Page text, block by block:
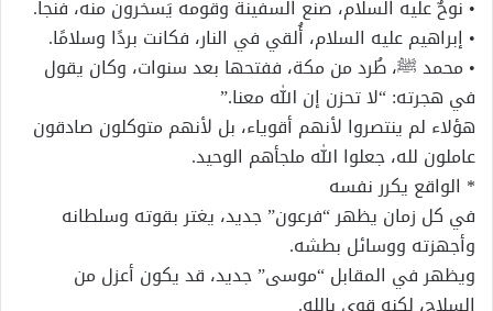
• نوحٌ عليه السلام، صنع السفينة وقومه يَسخرون منه، فنجا.
• إبراهيم عليه السلام، أُلقي في النار، فكانت بردًا وسلامًا.
• محمد ﷺ، طُرد من مكة، ففتحها بعد سنوات، وكان يقول
في هجرته: “لا تحزن إن الله معنا.”
هؤلاء لم ينتصروا لأنهم أقوياء، بل لأنهم متوكلون صادقون
عاملون لله، جعلوا الله ملجأهم الوحيد.
* الواقع يكرر نفسه
في كل زمان يظهر “فرعون” جديد، يغتر بقوته وسلطانه
وأجهزته ووسائل بطشه.
ويظهر في المقابل “موسى” جديد، قد يكون أعزل من